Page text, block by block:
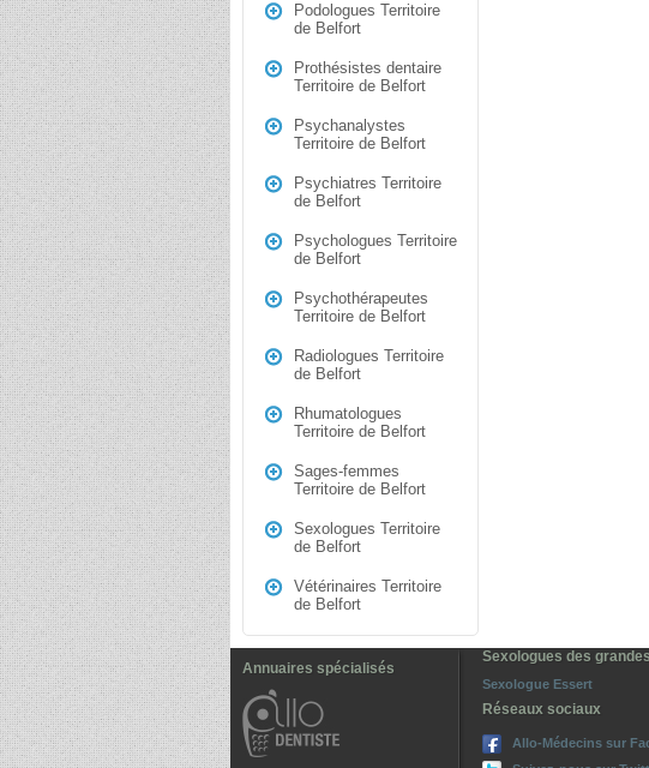
Podologues Territoire
de Belfort
Prothésistes dentaire
Territoire de Belfort
Psychanalystes
Territoire de Belfort
Psychiatres Territoire
de Belfort
Psychologues Territoire
de Belfort
Psychothérapeutes
Territoire de Belfort
Radiologues Territoire
de Belfort
Rhumatologues
Territoire de Belfort
Sages-femmes
Territoire de Belfort
Sexologues Territoire
de Belfort
Vétérinaires Territoire
de Belfort
Annuaires spécialisés
Sexologues des
Sexologue Essert
Réseaux sociaux
Allo-Médecins sur